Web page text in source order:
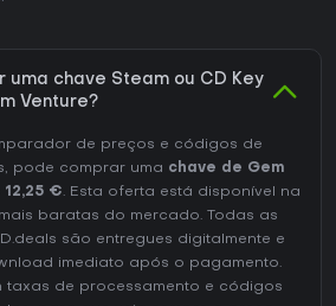
uma chave Steam ou CD Key
Venture?
de preços e códigos de
pode comprar uma chave de Gem
12,25 €. Esta oferta está disponível na
baratas do mercado. Todas as
são entregues digitalmente e
imediato após o pagamento.
taxas de processamento e códigos